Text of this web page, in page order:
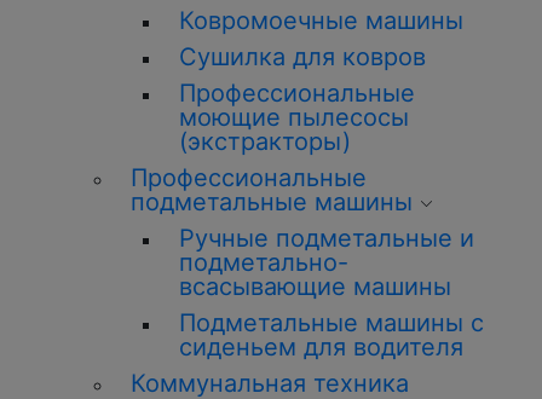
Ковромоечные машины
Сушилка для ковров
Профессиональные
моющие пылесосы
(экстракторы)
Профессиональные
подметальные машины
Ручные подметальные и
подметально-
всасывающие машины
Подметальные машины с
сиденьем для водителя
Коммунальная техника